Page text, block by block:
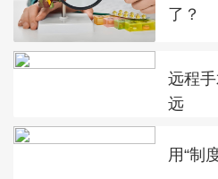
了？
远程
远
用“制